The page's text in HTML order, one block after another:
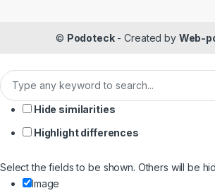
© Podoteck- Created by Web-
Hide similarities
Highlight differences
Select the fields to be shown. Others will be
Image